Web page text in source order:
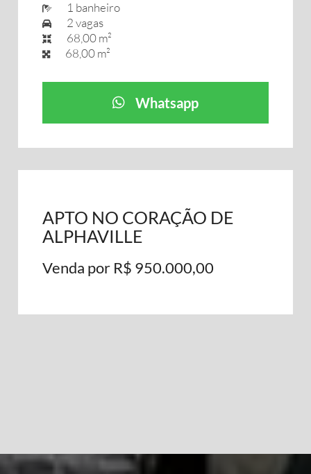
1 banheiro
2 vagas
68,00 m²
68,00 m²
Whatsapp
APTO NO CORAÇÃO DE
ALPHAVILLE
Venda por R$ 950.000,00